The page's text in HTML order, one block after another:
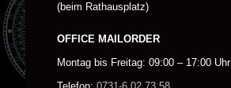
(beim Rathausplatz)
OFFICE MAILORDER
Montag bis Freitag: 09:00 – 17:00 Uhr